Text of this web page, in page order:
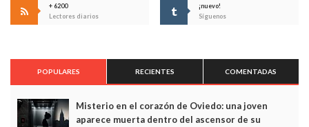
+ 6200
Lectores diarios
¡nuevo!
Síguenos
POPULARES RECIENTES COMENTADAS
Misterio en el corazón de Oviedo: una joven
aparece muerta dentro del ascensor de su